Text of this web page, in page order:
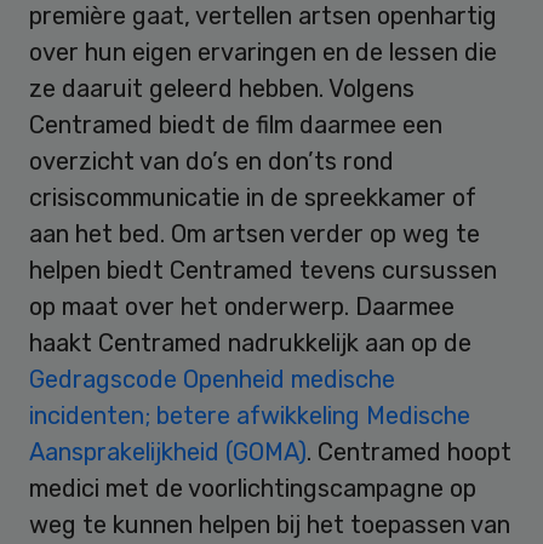
première gaat, vertellen artsen openhartig
over hun eigen ervaringen en de lessen die
ze daaruit geleerd hebben. Volgens
Centramed biedt de film daarmee een
overzicht van do’s en don’ts rond
crisiscommunicatie in de spreekkamer of
aan het bed. Om artsen verder op weg te
helpen biedt Centramed tevens cursussen
op maat over het onderwerp. Daarmee
haakt Centramed nadrukkelijk aan op de
Gedragscode Openheid medische
incidenten; betere afwikkeling Medische
Aansprakelijkheid (GOMA). Centramed hoopt
medici met de voorlichtingscampagne op
weg te kunnen helpen bij het toepassen van